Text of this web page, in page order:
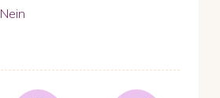
Nein